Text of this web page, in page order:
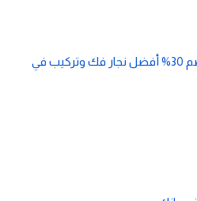
نجار بالطائف 0548342827 بخصم 30% أفضل نجار فك وتركيب في